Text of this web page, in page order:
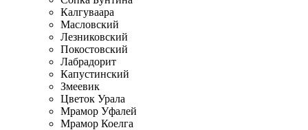
Калгуваара
Масловский
Лезниковский
Покостовский
Лабрадорит
Капустинский
Змеевик
Цветок Урала
Мрамор Уфалей
Мрамор Коелга